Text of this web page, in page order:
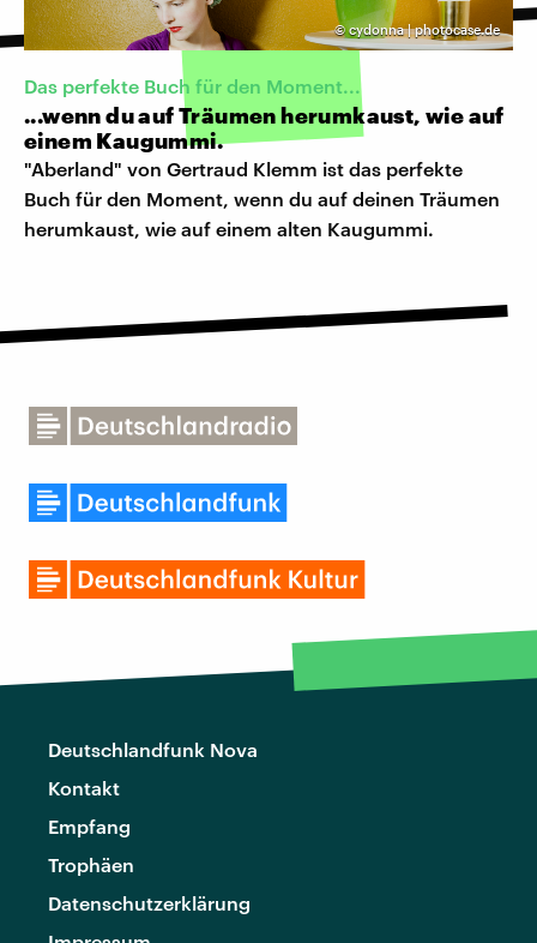
©cydonna | photocase.de
Das perfekte Buch für den Moment...
...wenn du auf Träumen herumkaust, wie auf
einem Kaugummi.
"Aberland" von Gertraud Klemm ist das perfekte
Buch für den Moment, wenn du auf deinen Träumen
herumkaust, wie auf einem alten Kaugummi.
Deutschlandfunk Nova
Kontakt
Empfang
Trophäen
Datenschutzerklärung